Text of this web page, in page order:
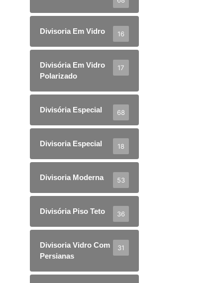
Divisoria Em Vidro 16
Divisória Em Vidro
Polarizado
17
Divisória Especial 68
Divisoria Especial 18
Divisoria Moderna 53
Divisória Piso Teto 36
Divisoria Vidro Com
Persianas
31